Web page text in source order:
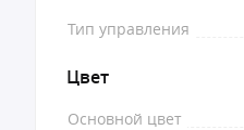
Тип управления
Цвет
Основной цвет